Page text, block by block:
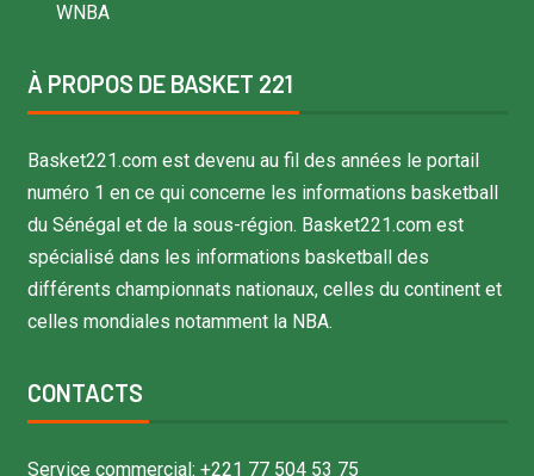
WNBA
À PROPOS DE BASKET 221
Basket221.com est devenu au fil des années le portail
numéro 1 en ce qui concerne les informations basketball
du Sénégal et de la sous-région. Basket221.com est
spécialisé dans les informations basketball des
différents championnats nationaux, celles du continent et
celles mondiales notamment la NBA.
CONTACTS
Service commercial: +221 77 504 53 75